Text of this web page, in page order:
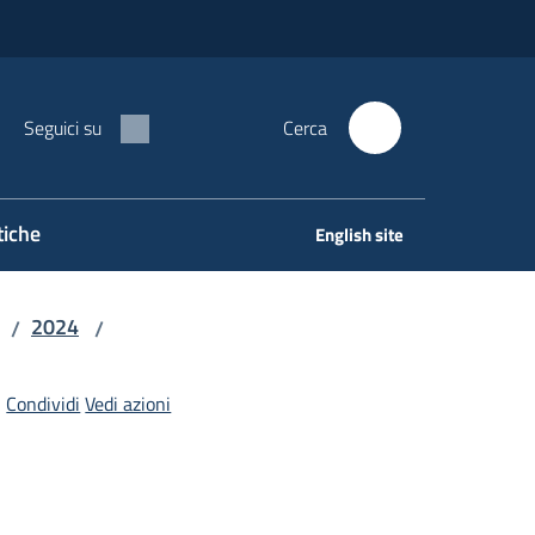
Seguici su Cerca
English site
/ 2024 /
Condividi Vedi azioni